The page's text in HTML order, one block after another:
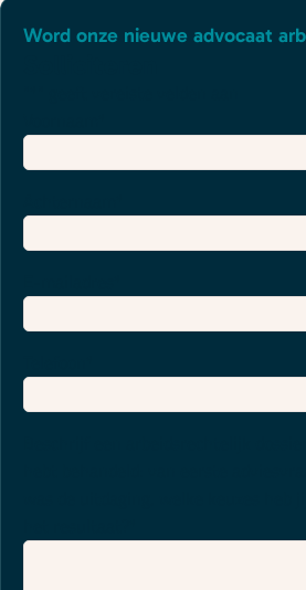
Word onze nieuwe advocaat